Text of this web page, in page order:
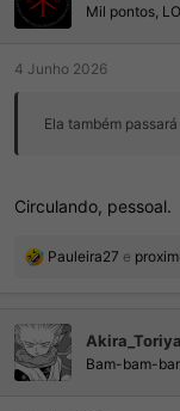
e
s
Mil pontos,
4 Junho 2026
Ela também
Circulando, pessoal.
R
ç
õ
e
s
Pauleira27 e
Bam-bam-